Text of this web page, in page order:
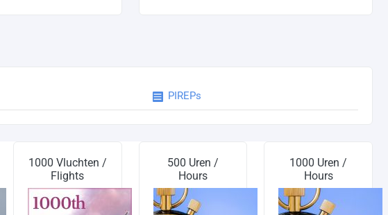
PIREPs
1000 Vluchten /
Flights
500 Uren /
Hours
1000 Uren /
Hours